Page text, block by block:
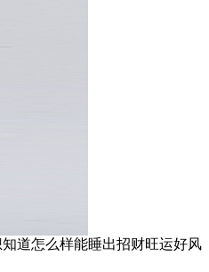
道怎么样能睡出招财旺运好风